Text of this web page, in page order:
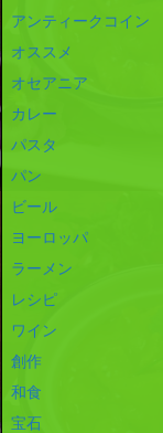
アンティークコイン
オススメ
オセアニア
カレー
パスタ
パン
ビール
ヨーロッパ
ラーメン
レシピ
ワイン
創作
和食
宝石